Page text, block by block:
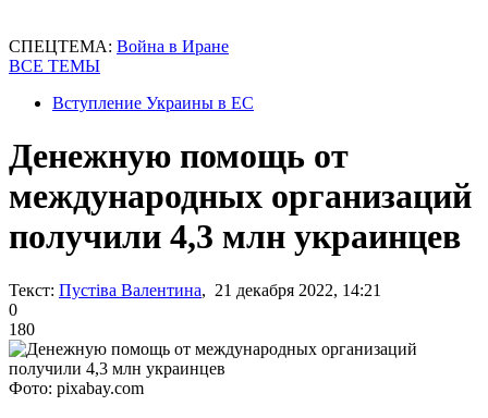
СПЕЦТЕМА: Война в Иране
ВСЕ ТЕМЫ
Вступление Украины в ЕС
Денежную помощь от
международных организаций
получили 4,3 млн украинцев
Текст: Пустіва Валентина, 21 декабря 2022, 14:21
0
180
Фото: pixabay.com